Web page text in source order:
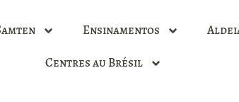
Ensinamentos
Centres au Brésil